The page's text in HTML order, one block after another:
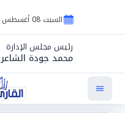
السبت 08 أغسطس 2026
رئيس مجلس الإدارة
محمد جودة الشاعر